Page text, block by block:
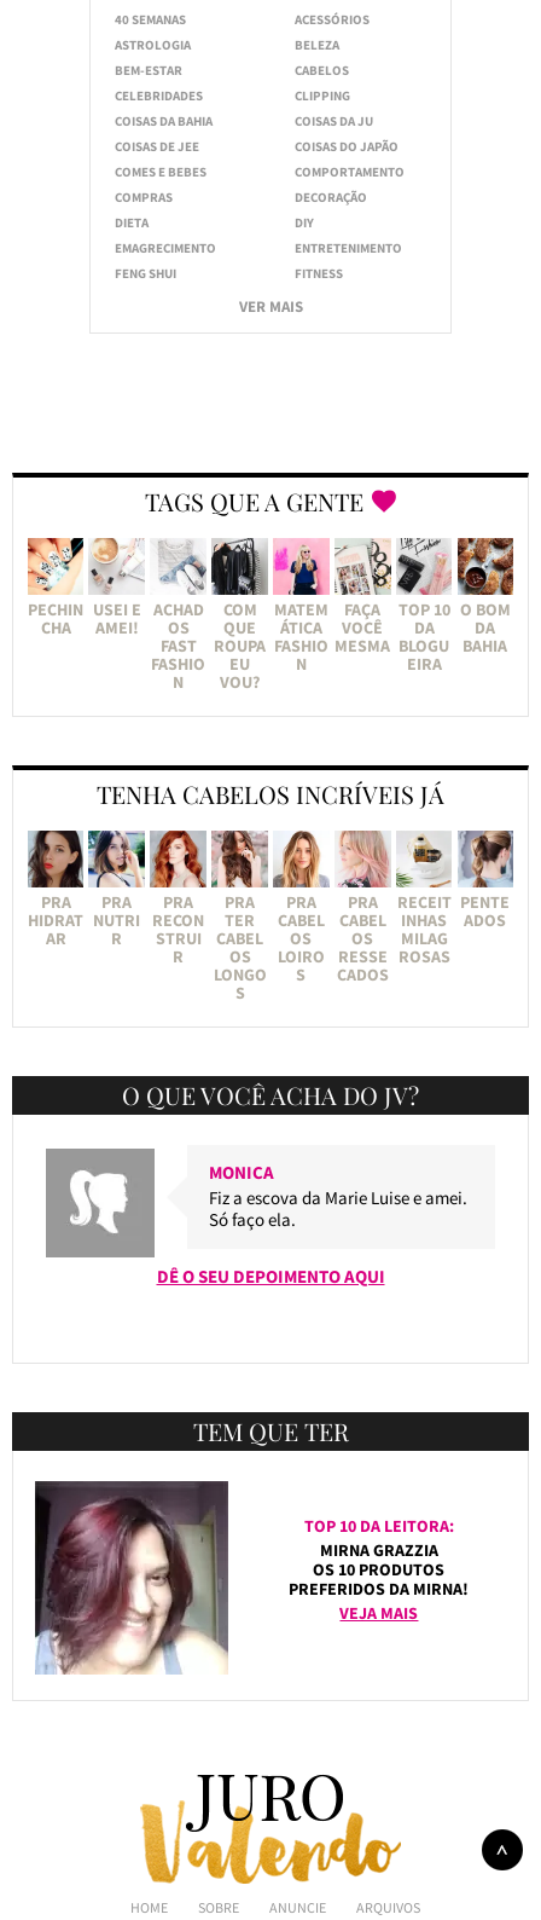
40 SEMANAS
ACESSÓRIOS
ASTROLOGIA
BELEZA
BEM-ESTAR
CABELOS
CELEBRIDADES
CLIPPING
COISAS DA BAHIA
COISAS DA JU
COISAS DE JEE
COISAS DO JAPÃO
COMES E BEBES
COMPORTAMENTO
COMPRAS
DECORAÇÃO
DIETA
DIY
EMAGRECIMENTO
ENTRETENIMENTO
FENG SHUI
FITNESS
VER MAIS
TAGS QUE A GENTE
PECHIN
CHA
USEI E
AMEI!
ACHAD
OS
FAST
FASHIO
N
COM
QUE
ROUPA
EU
VOU?
MATEM
ÁTICA
FASHIO
N
FAÇA
VOCÊ
MESMA
TOP 10
DA
BLOGU
EIRA
O BOM
DA
BAHIA
TENHA CABELOS INCRÍVEIS JÁ
PRA
HIDRAT
AR
PRA
NUTRI
R
PRA
RECON
STRUI
R
PRA
TER
CABEL
OS
LONGO
S
PRA
CABEL
OS
LOIRO
S
PRA
CABEL
OS
RESSE
CADOS
RECEIT
INHAS
MILAG
ROSAS
PENTE
ADOS
O QUE VOCÊ ACHA DO JV?
MONICA
Fiz a escova da Marie Luise e amei.
Só faço ela.
DÊ O SEU DEPOIMENTO AQUI
TEM QUE TER
TOP 10 DA LEITORA:
MIRNA GRAZZIA
OS 10 PRODUTOS
PREFERIDOS DA MIRNA!
VEJA MAIS
HOME SOBRE ANUNCIE ARQUIVOS